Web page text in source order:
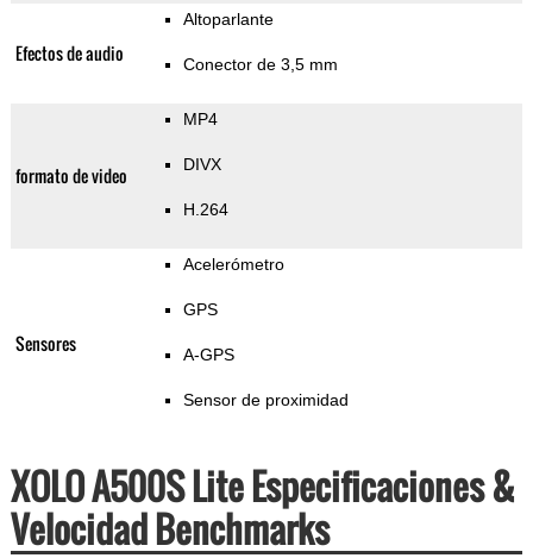
Efectos de audio
Altoparlante
Conector de 3,5 mm
formato de video
MP4
DIVX
H.264
Sensores
Acelerómetro
GPS
A-GPS
Sensor de proximidad
XOLO A500S Lite Especificaciones &
Velocidad Benchmarks